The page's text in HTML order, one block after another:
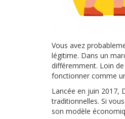
Vous avez
légitime. Dans un
différemment. Loin
fonctionner comme
Lancée en juin 2017,
traditionnelles. Si
son modèle